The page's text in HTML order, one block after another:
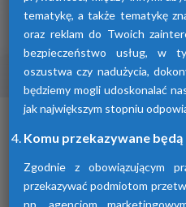
Osuszacze
To inaczej
osuszające
schłodzenie i
Urządzenia te
oczekiwania
tematykę, a także tematykę
oraz reklam do Twoich
bezpieczeństwo usług, w
oszustwa czy nadużycia,
będziemy mogli udoskonalać
jak największym stopniu
Komu przekazywane będą
Zgodnie z obowiązującym
przekazywać podmiotom
np. agencjom